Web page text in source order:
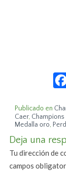
Publicado en
Caer, Champions
Medalla oro,
Deja una
Tu dirección de
campos